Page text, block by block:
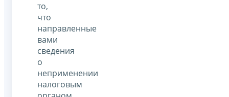
то,
что
направленные
вами
сведения
о
неприменении
налоговым